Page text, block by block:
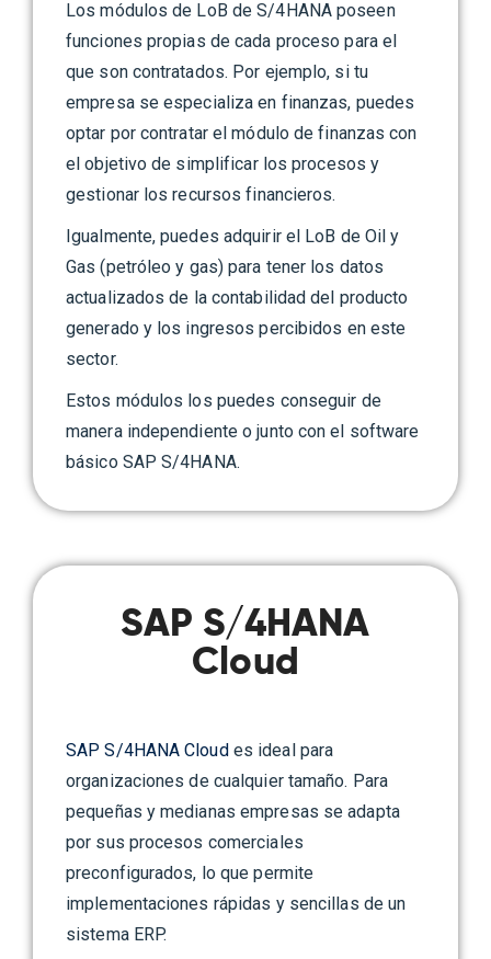
Los módulos de LoB de S/4HANA poseen
funciones propias de cada proceso para el
que son contratados. Por ejemplo, si tu
empresa se especializa en finanzas, puedes
optar por contratar el módulo de finanzas con
el objetivo de simplificar los procesos y
gestionar los recursos financieros.
Igualmente, puedes adquirir el LoB de Oil y
Gas (petróleo y gas) para tener los datos
actualizados de la contabilidad del producto
generado y los ingresos percibidos en este
sector.
Estos módulos los puedes conseguir de
manera independiente o junto con el software
básico SAP S/4HANA.
SAP S/4HANA
Cloud
SAP S/4HANA Cloudes ideal para
organizaciones de cualquier tamaño. Para
pequeñas y medianas empresas se adapta
por sus procesos comerciales
preconfigurados, lo que permite
implementaciones rápidas y sencillas de un
sistema ERP.